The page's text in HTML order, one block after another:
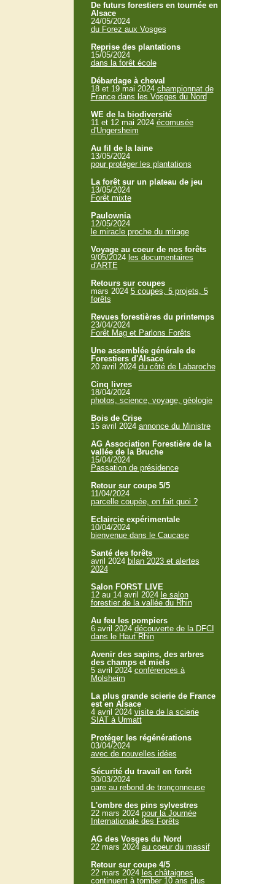
De futurs forestiers en tournée en
Alsace
24/05/2024
du Forez aux Vosges
Reprise des plantations
15/05/2024
dans la forêt école
Débardage à cheval
18 et 19 mai 2024 championnat de
France dans les Vosges du Nord
WE de la biodiversité
11 et 12 mai 2024 écomusée
d'Ungersheim
Au fil de la laine
13/05/2024
pour protéger les plantations
La forêt sur un plateau de jeu
13/05/2024
Forêt mixte
Paulownia
12/05/2024
le miracle proche du mirage
Voyage au coeur de nos forêts
9/05/2024 les documentaires
d'ARTE
Retours sur coupes
mars 2024 5 coupes, 5 projets, 5
forêts
Revues forestières du printemps
23/04/2024
Forêt Mag et Parlons Forêts
Une assemblée générale de
Forestiers d'Alsace
20 avril 2024 du côté de Labaroche
Cinq livres
18/04/2024
photos, science, voyage, géologie
Bois de Crise
15 avril 2024 annonce du Ministre
AG Association Forestière de la
vallée de la Bruche
15/04/2024
Passation de présidence
Retour sur coupe 5/5
11/04/2024
parcelle coupée, on fait quoi ?
Eclaircie expérimentale
10/04/2024
bienvenue dans le Caucase
Santé des forêts
avril 2024 bilan 2023 et alertes
2024
Salon FORST LIVE
12 au 14 avril 2024 le salon
forestier de la vallée du Rhin
Au feu les pompiers
6 avril 2024 découverte de la DFCI
dans le Haut Rhin
Avenir des sapins, des arbres
des champs et miels
5 avril 2024 conférences à
Molsheim
La plus grande scierie de France
est en Alsace
4 avril 2024 visite de la scierie
SIAT à Urmatt
Protéger les régénérations
03/04/2024
avec de nouvelles idées
Sécurité du travail en forêt
30/03/2024
gare au rebond de tronçonneuse
L'ombre des pins sylvestres
22 mars 2024 pour la Journée
Internationale des Forêts
AG des Vosges du Nord
22 mars 2024 au coeur du massif
Retour sur coupe 4/5
22 mars 2024 les châtaignes
continuent à tomber 10 ans plus